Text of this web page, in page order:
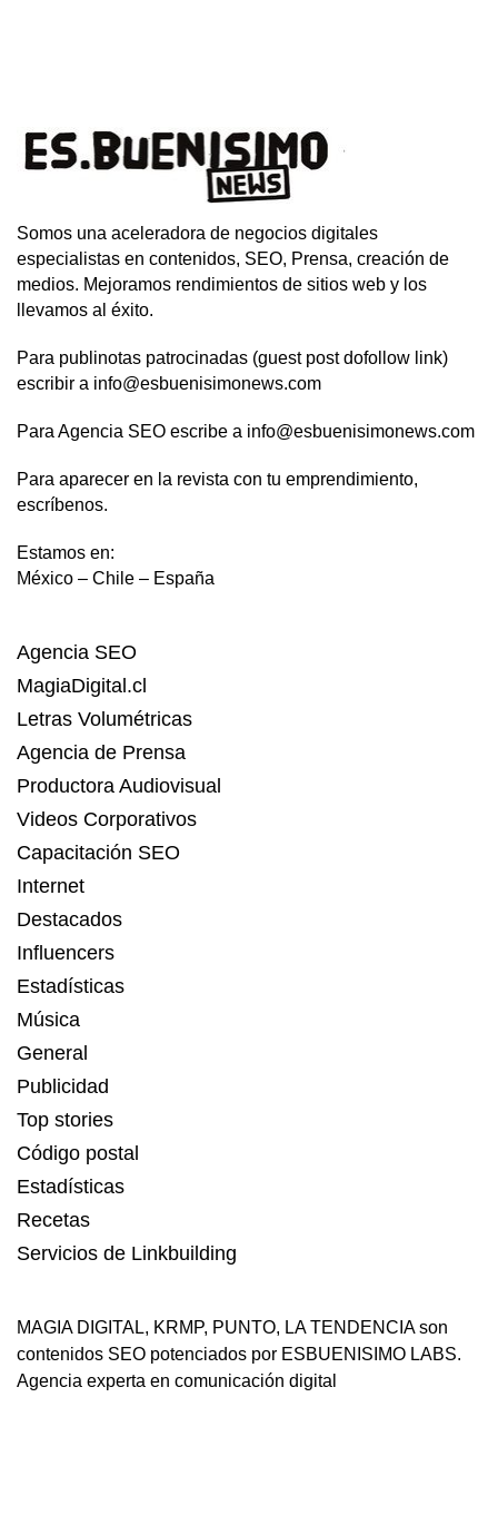
Somos una aceleradora de negocios digitales
especialistas en contenidos, SEO, Prensa, creación de
medios. Mejoramos rendimientos de sitios web y los
llevamos al éxito.
Para publinotas patrocinadas (guest post dofollow link)
escribir a info@esbuenisimonews.com
Para Agencia SEO escribe a info@esbuenisimonews.com
Para aparecer en la revista con tu emprendimiento,
escríbenos.
Estamos en:
México – Chile – España
Agencia SEO
MagiaDigital.cl
Letras Volumétricas
Agencia de Prensa
Productora Audiovisual
Videos Corporativos
Capacitación SEO
Internet
Destacados
Influencers
Estadísticas
Música
General
Publicidad
Top stories
Código postal
Estadísticas
Recetas
Servicios de Linkbuilding
MAGIA DIGITAL, KRMP, PUNTO, LA TENDENCIAson
contenidos SEO potenciados por ESBUENISIMO LABS.
Agencia experta en comunicación digital